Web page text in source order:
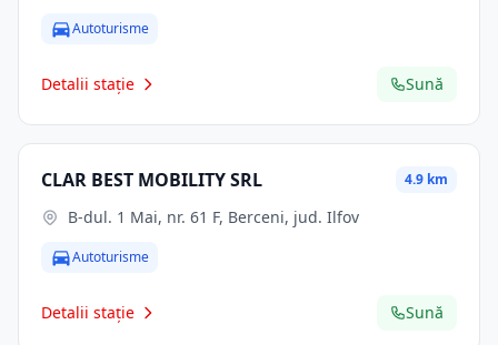
Autoturisme
Detalii stație Sună
CLAR BEST MOBILITY SRL 4.9 km
B-dul. 1 Mai, nr. 61 F, Berceni, jud. Ilfov
Autoturisme
Detalii stație Sună